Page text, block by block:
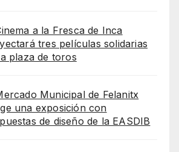
a la Fresca de Inca
tres películas solidarias
plaza de toros
Municipal de Felanitx
una exposición con
de diseño de la EASDIB